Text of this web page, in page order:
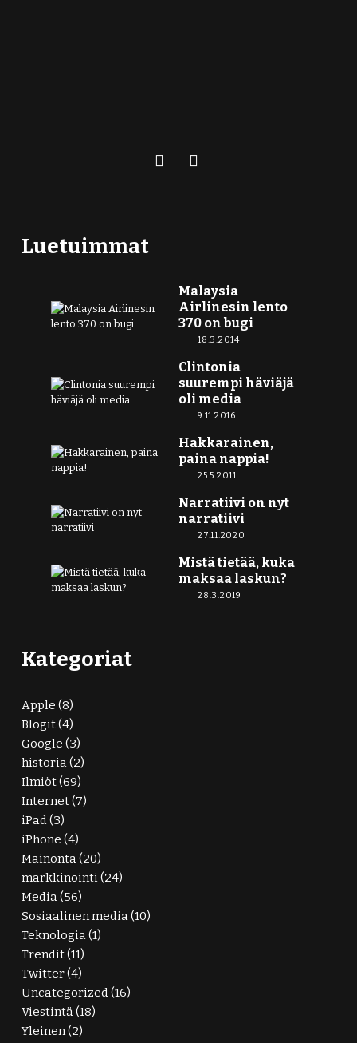
Luetuimmat
Malaysia
Airlinesin lento
370 on bugi
18.3.2014
Clintonia
suurempi häviäjä
oli media
9.11.2016
Hakkarainen,
paina nappia!
25.5.2011
Narratiivi on nyt
narratiivi
27.11.2020
Mistä tietää, kuka
maksaa laskun?
28.3.2019
Kategoriat
Apple (8)
Blogit(4)
Google (3)
historia(2)
Ilmiöt(69)
Internet(7)
iPad(3)
iPhone (4)
Mainonta(20)
markkinointi(24)
Media(56)
Sosiaalinen media(10)
Teknologia(1)
Trendit(11)
Twitter(4)
Uncategorized(16)
Viestintä(18)
Yleinen(2)